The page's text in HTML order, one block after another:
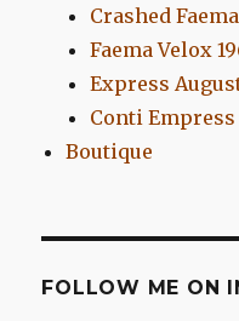
Crashed
Faema Velox
Express
Conti Empress
Boutique
FOLLOW ME ON